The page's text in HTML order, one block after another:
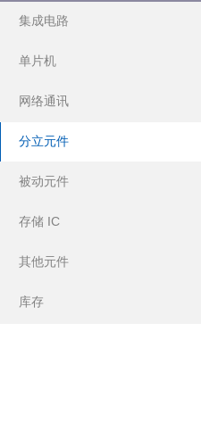
集成电路
单片机
网络通讯
分立元件
被动元件
存储 IC
其他元件
库存